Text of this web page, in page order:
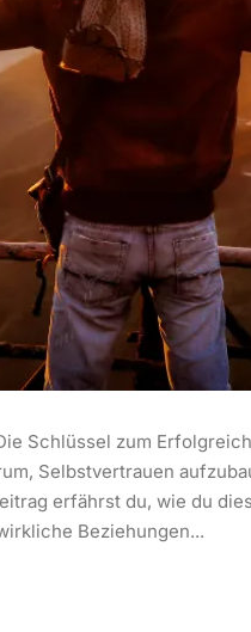
Schlüssel zum
Selbstvertrauen
erfährst du, wie du
Beziehungen...